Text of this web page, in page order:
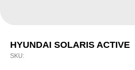
HYUNDAI SOLARIS ACTIVE
SKU: